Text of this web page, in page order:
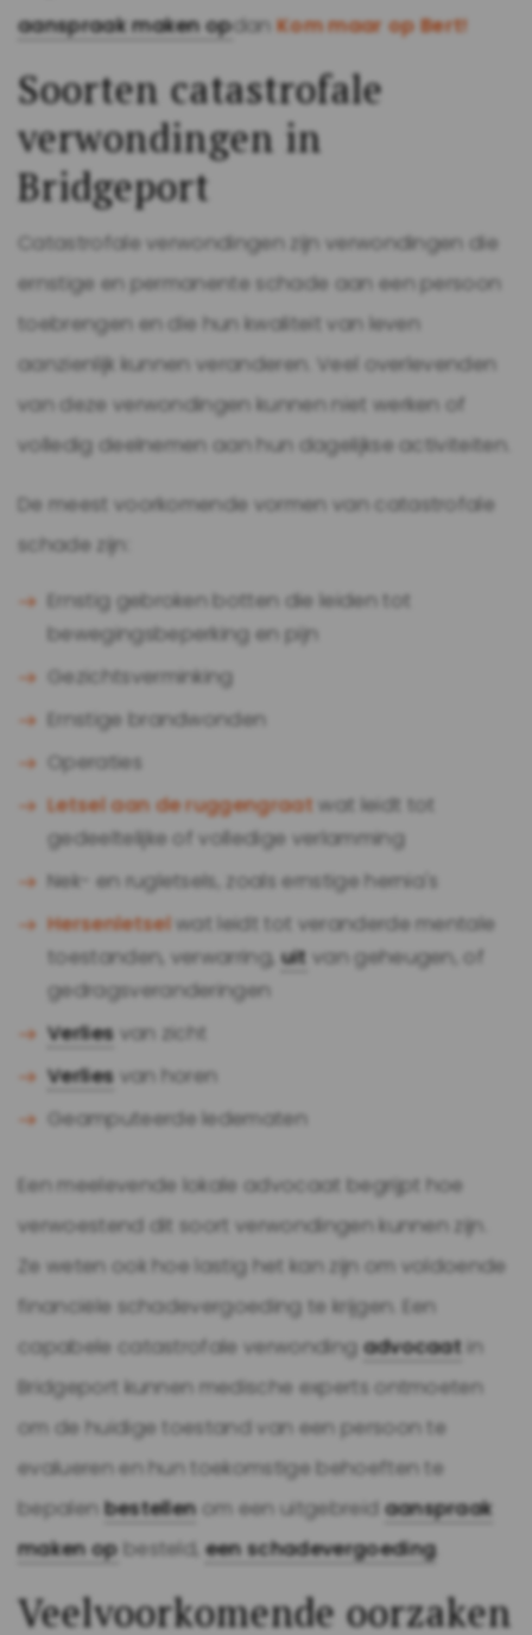
aanspraak maken opdanKom maar op Bert!
Soorten catastrofale
verwondingen in
Bridgeport
Catastrofale verwondingen zijn verwondingen die
ernstige en permanente schade aan een persoon
toebrengen en die hun kwaliteit van leven
aanzienlijk kunnen veranderen. Veel overlevenden
van deze verwondingen kunnen niet werken of
volledig deelnemen aan hun dagelijkse activiteiten.
De meest voorkomende vormen van catastrofale
schade zijn:
Ernstig gebroken botten die leiden tot
bewegingsbeperking en pijn
Gezichtsverminking
Ernstige brandwonden
Operaties
Letsel aan de ruggengraat wat leidt tot
gedeeltelijke of volledige verlamming
Nek- en rugletsels, zoals ernstige hernia's
Hersenletselwat leidt tot veranderde mentale
toestanden, verwarring,uit van geheugen, of
gedragsveranderingen
Verlies van zicht
Verlies van horen
Geamputeerde ledematen
Een meelevende lokale advocaat begrijpt hoe
verwoestend dit soort verwondingen kunnen zijn.
Ze weten ook hoe lastig het kan zijn om voldoende
financiële schadevergoeding te krijgen. Een
capabele catastrofale verwondingadvocaat in
Bridgeport kunnen medische experts ontmoeten
om de huidige toestand van een persoon te
evalueren en hun toekomstige behoeften te
bepalenbestellenom een ​​uitgebreidaanspraak
maken opbesteld,een schadevergoeding.
Veelvoorkomende oorzaken